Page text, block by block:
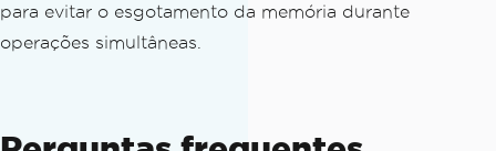
}
para evitar o esgotamento da memória durante
operações simultâneas.